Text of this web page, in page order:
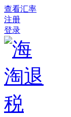
查看汇率
注册
登录